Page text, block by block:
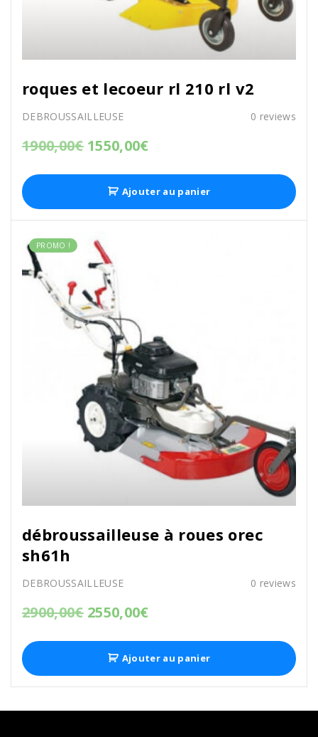
roques et lecoeur rl 210 rl v2
DEBROUSSAILLEUSE 0 reviews
1900,00€ 1550,00€
Ajouter au panier
PROMO !
débroussailleuse à roues orec
sh61h
DEBROUSSAILLEUSE 0 reviews
2900,00€ 2550,00€
Ajouter au panier